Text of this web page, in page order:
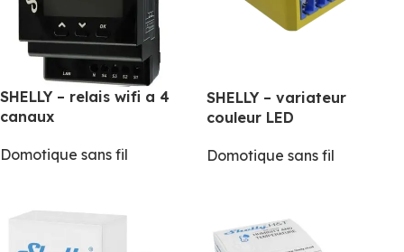
SHELLY – relais wifi a 4
canaux
Domotique sans fil
SHELLY – variateur
couleur LED
Domotique sans fil